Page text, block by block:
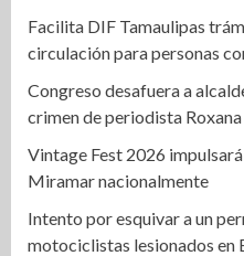
Facilita DIF Tamaulipas
circulación para personas
Congreso desafuera a
crimen de periodista
Vintage Fest 2026
Miramar nacionalmente
Intento por esquivar a un
motociclistas lesionados en